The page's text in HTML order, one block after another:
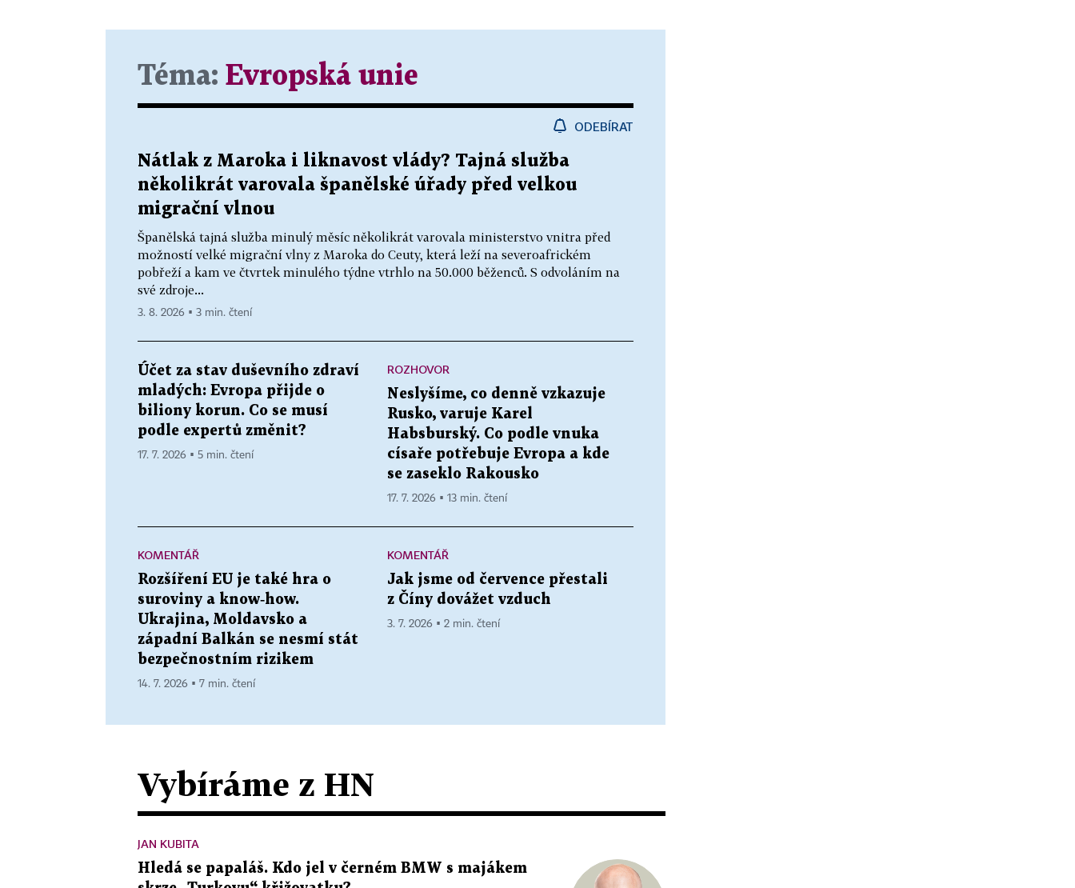
Téma: Evropská unie
ODEBÍRAT
Nátlak z Maroka i liknavost vlády? Tajná služba
několikrát varovala španělské úřady před velkou
migrační vlnou
Španělská tajná služba minulý měsíc několikrát varovala ministerstvo vnitra před
možností velké migrační vlny z Maroka do Ceuty, která leží na severoafrickém
pobřeží a kam ve čtvrtek minulého týdne vtrhlo na 50.000 běženců. S odvoláním na
své zdroje...
3. 8. 2026 ▪ 3 min. čtení
Účet za stav duševního zdraví
mladých: Evropa přijde o
biliony korun. Co se musí
podle expertů změnit?
17. 7. 2026 ▪ 5 min. čtení
ROZHOVOR
Neslyšíme, co denně vzkazuje
Rusko, varuje Karel
Habsburský. Co podle vnuka
císaře potřebuje Evropa a kde
se zaseklo Rakousko
17. 7. 2026 ▪ 13 min. čtení
KOMENTÁŘ
Rozšíření EU je také hra o
suroviny a know‑how.
Ukrajina, Moldavsko a
západní Balkán se nesmí stát
bezpečnostním rizikem
14. 7. 2026 ▪ 7 min. čtení
KOMENTÁŘ
Jak jsme od července přestali
z Číny dovážet vzduch
3. 7. 2026 ▪ 2 min. čtení
Vybíráme z HN
JAN KUBITA
Hledá se papaláš. Kdo jel v černém BMW s majákem